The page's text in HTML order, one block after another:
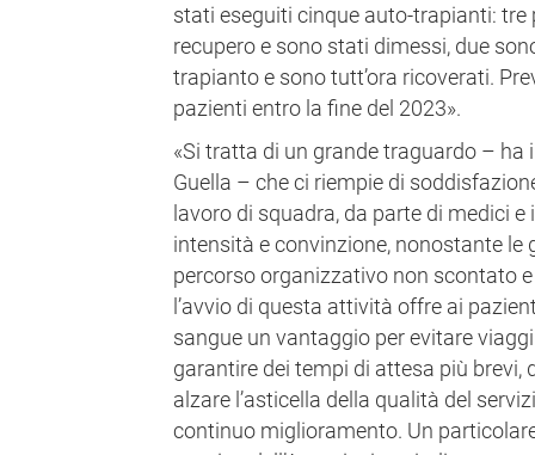
stati eseguiti cinque auto-trapianti:
recupero e sono stati dimessi, due
trapianto e sono tutt’ora ricoverati.
pazienti entro la fine del 2023».
«Si tratta di un grande traguardo – ha
Guella – che ci riempie di
lavoro di squadra, da parte di medici
intensità e convinzione, nonostante
percorso organizzativo non scontato
l’avvio di questa attività offre ai
sangue un vantaggio per evitare
garantire dei tempi di attesa più brevi,
alzare l’asticella della qualità del
continuo miglioramento. Un